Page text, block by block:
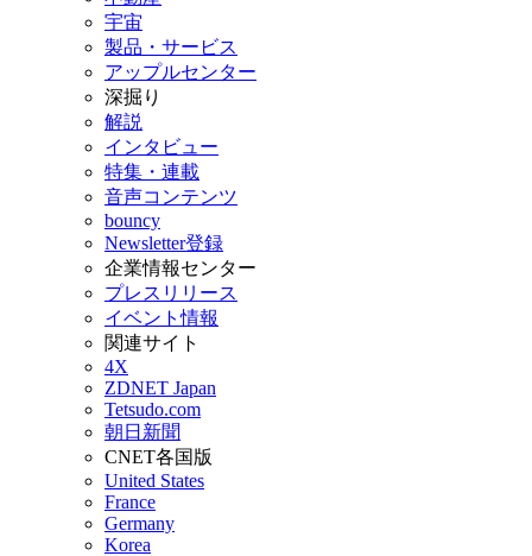
宇宙
製品・サービス
アップルセンター
深掘り
解説
インタビュー
特集・連載
音声コンテンツ
bouncy
Newsletter登録
企業情報センター
プレスリリース
イベント情報
関連サイト
4X
ZDNET Japan
Tetsudo.com
朝日新聞
CNET各国版
United States
France
Germany
Korea